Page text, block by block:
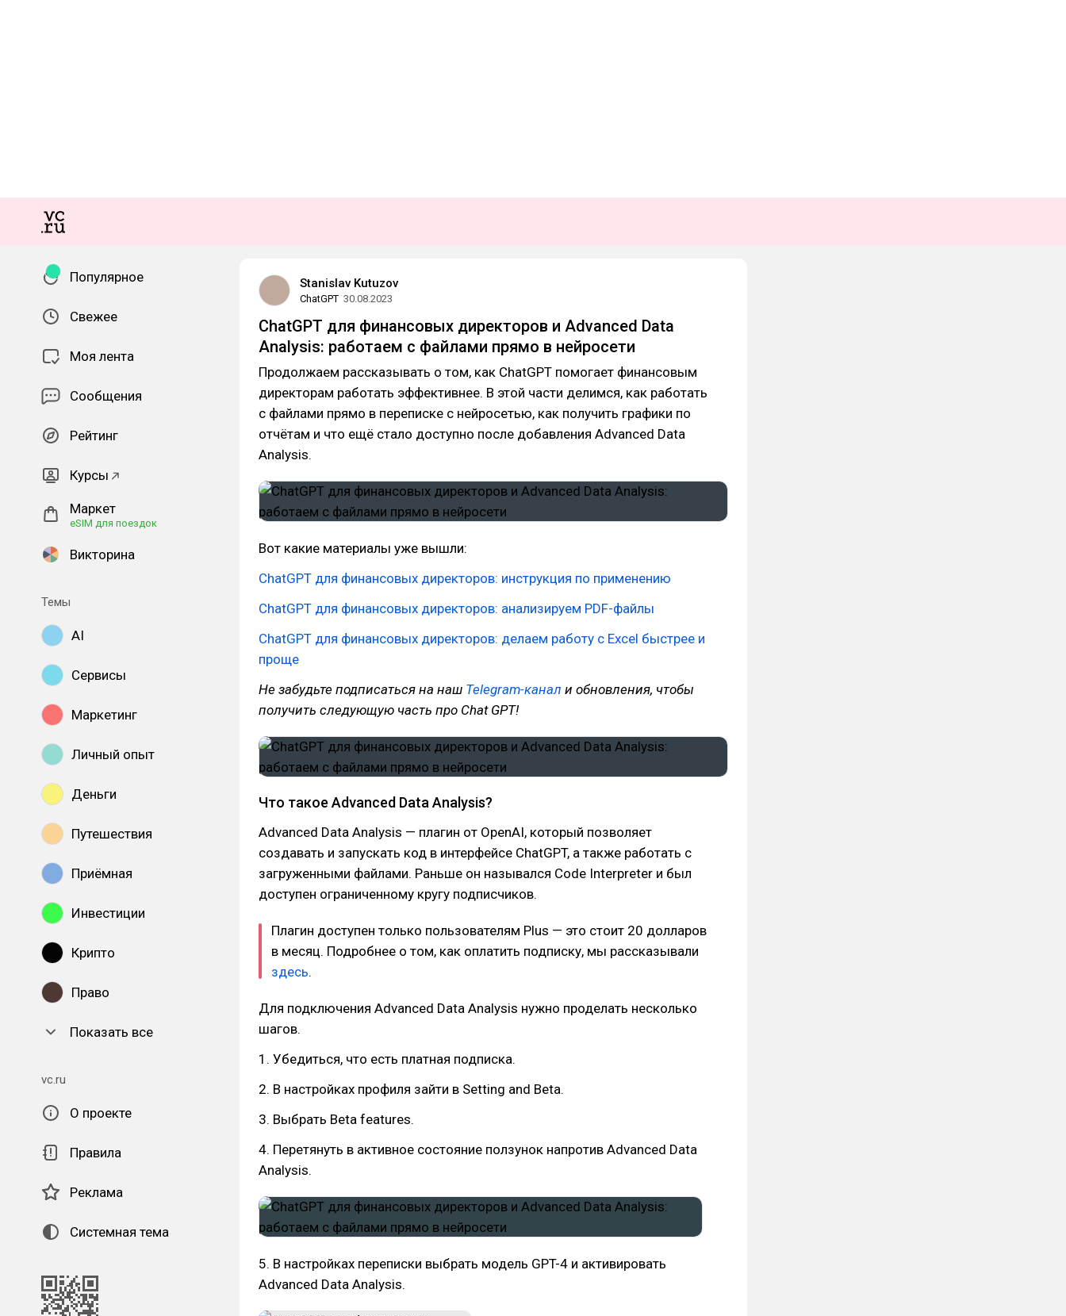
Популярное
Свежее
Моя лента
Сообщения
Рейтинг
Курсы
Маркет
eSIM для поездок
Викторина
Темы
AI
Сервисы
Маркетинг
Личный опыт
Деньги
Путешествия
Приёмная
Инвестиции
Крипто
Право
Показать все
vc.ru
О проекте
Правила
Реклама
Системная тема
Stanislav Kutuzov
ChatGPT 30.08.2023
ChatGPT для финансовых директоров и Advanced Data
Analysis: работаем с файлами прямо в нейросети
Продолжаем рассказывать о том, как ChatGPT помогает финансовым
директорам работать эффективнее. В этой части делимся, как работать
с файлами прямо в переписке с нейросетью, как получить графики по
отчётам и что ещё стало доступно после добавления Advanced Data
Analysis.
Вот какие материалы уже вышли:
ChatGPT для финансовых директоров: инструкция по применению
ChatGPT для финансовых директоров: анализируем PDF-файлы
ChatGPT для финансовых директоров: делаем работу с Excel быстрее и
проще
Не забудьте подписаться на наш Telegram-канал и обновления, чтобы
получить следующую часть про Chat GPT!
Что такое Advanced Data Analysis?
Advanced Data Analysis — плагин от OpenAI, который позволяет
создавать и запускать код в интерфейсе ChatGPT, а также работать с
загруженными файлами. Раньше он назывался Code Interpreter и был
доступен ограниченному кругу подписчиков.
Плагин доступен только пользователям Plus — это стоит 20 долларов
в месяц. Подробнее о том, как оплатить подписку, мы рассказывали
здесь.
Для подключения Advanced Data Analysis нужно проделать несколько
шагов.
1. Убедиться, что есть платная подписка.
2. В настройках профиля зайти в Setting and Beta.
3. Выбрать Beta features.
4. Перетянуть в активное состояние ползунок напротив Advanced Data
Analysis.
5. В настройках переписки выбрать модель GPT-4 и активировать
Advanced Data Analysis.